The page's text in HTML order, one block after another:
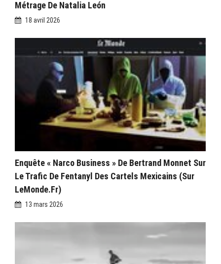
Métrage De Natalia León
18 avril 2026
Enquête « Narco Business » De Bertrand Monnet Sur
Le Trafic De Fentanyl Des Cartels Mexicains (sur
LeMonde.fr)
13 mars 2026